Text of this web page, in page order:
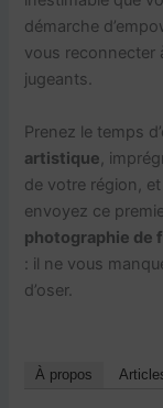
démarche
vous reconnecter
jugeants.
Prenez le temps
artistique,
de votre région,
envoyez ce
photographie de
: il ne vous
d’oser.
À propos